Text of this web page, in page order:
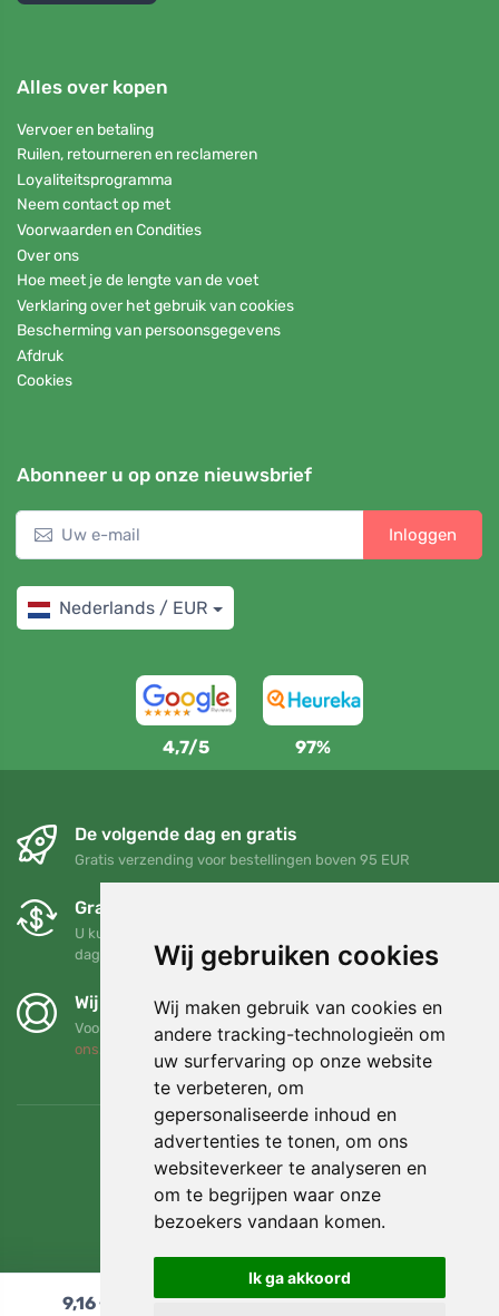
Wij gebruiken cookies
Wij maken gebruik van cookies en
andere tracking-technologieën om
uw surfervaring op onze website
te verbeteren, om
gepersonaliseerde inhoud en
advertenties te tonen, om ons
websiteverkeer te analyseren en
om te begrijpen waar onze
bezoekers vandaan komen.
Ik ga akkoord
Alles over kopen
Vervoer en betaling
Ruilen, retourneren en reclameren
Loyaliteitsprogramma
Neem contact op met
Voorwaarden en Condities
Over ons
Hoe meet je de lengte van de voet
Verklaring over het gebruik van cookies
Bescherming van persoonsgegevens
Afdruk
Cookies
Abonneer u op onze nieuwsbrief
Inloggen
Nederlands / EUR
4,7/5 97%
De volgende dag en gratis
Gratis verzending voor bestellingen boven 95 EUR
Gratis ruilen en retourneren
U kunt uw bestelling op elk gewenst moment binnen 90
dagen retourneren of ruilen
Wij steunen Trees.org
Voor elke bestelling planten we een boom! Lees meer Over
ons
9,16€ In winkelwagen